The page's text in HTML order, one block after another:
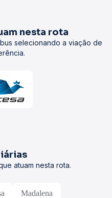
nesta rota
selecionando a viação de
atuam nesta rota.
Madalena